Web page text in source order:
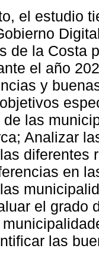
el estudio
de la Costa
el año
y
las
Analizar
diferentes
en
el grado
las